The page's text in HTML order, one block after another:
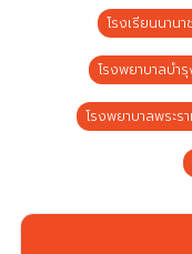
โรงเรียนนาน
โรงพยาบาลบำ
โรงพยาบาลพระร